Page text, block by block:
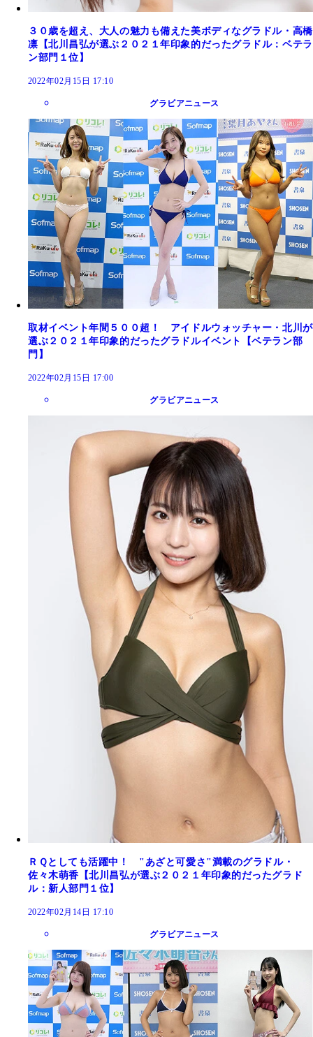
３０歳を超え、大人の魅力も備えた美ボディなグラドル・高橋
凛【北川昌弘が選ぶ２０２１年印象的だったグラドル：ベテラ
ン部門１位】
2022年02月15日 17:10
グラビアニュース
取材イベント年間５００超！ アイドルウォッチャー・北川が
選ぶ２０２１年印象的だったグラドルイベント【ベテラン部
門】
2022年02月15日 17:00
グラビアニュース
ＲＱとしても活躍中！ "あざと可愛さ"満載のグラドル・
佐々木萌香【北川昌弘が選ぶ２０２１年印象的だったグラド
ル：新人部門１位】
2022年02月14日 17:10
グラビアニュース